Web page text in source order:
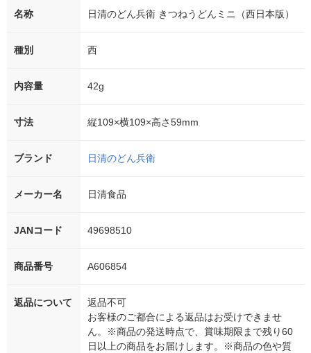
名称 日清のどん兵衛 きつねうどんミニ（西日本版）
種別 西
内容量 42g
寸法 縦109×横109×高さ59mm
ブランド 日清のどん兵衛
メーカー名 日清食品
JANコード 49698510
商品番号 A606854
返品について
返品不可
お客様のご都合による返品はお受けできませ
ん。※商品の発送時点で、賞味期限まで残り60
日以上の商品をお届けします。※商品の色や質